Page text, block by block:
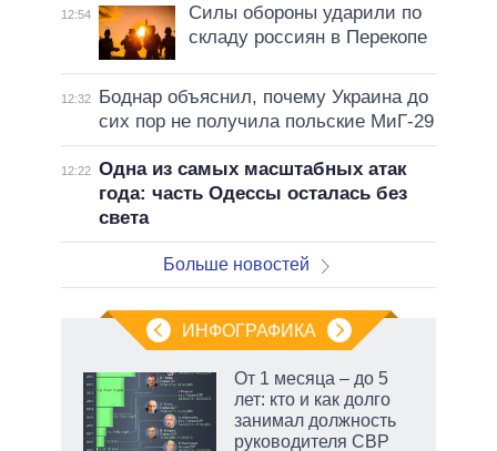
12:54
Силы обороны ударили по
складу россиян в Перекопе
12:32
Боднар объяснил, почему Украина до
сих пор не получила польские МиГ-29
12:22 Одна из самых масштабных атак
года: часть Одессы осталась без
света
Больше новостей
ИНФОГРАФИКА
От 1 месяца – до 5
лет: кто и как долго
занимал должность
руководителя СВР